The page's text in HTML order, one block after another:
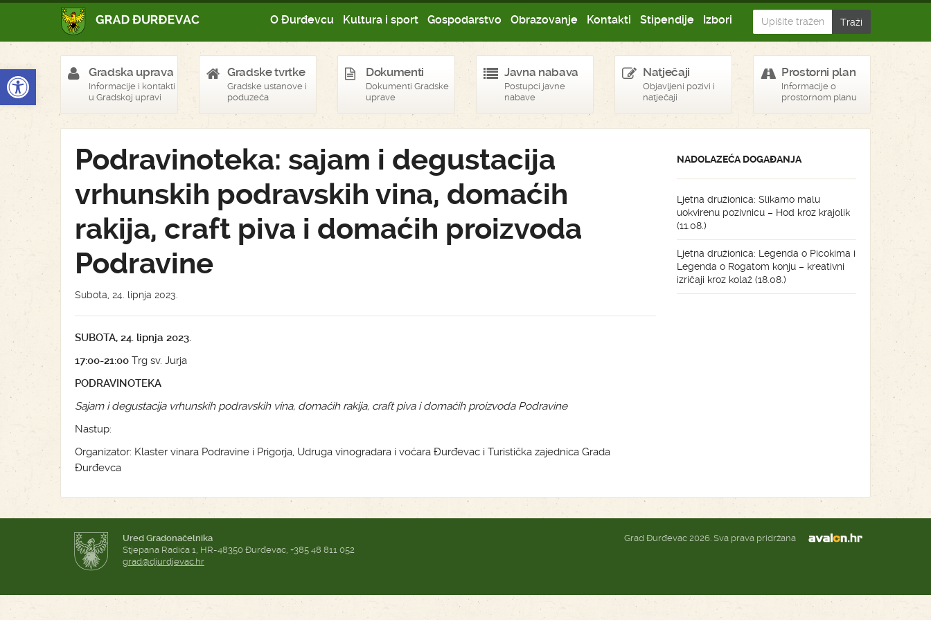
Open toolbar
O Đurđevcu Kultura i sport Gospodarstvo Obrazovanje Kontakti Stipendije Izbori
Gradska uprava
Informacije i kontakti
u Gradskoj upravi
Gradske tvrtke
Gradske ustanove i
poduzeća
Dokumenti
Dokumenti Gradske
uprave
Javna nabava
Postupci javne
nabave
Natječaji
Objavljeni pozivi i
natječaji
Prostorni plan
Informacije o
prostornom planu
Podravinoteka: sajam i degustacija
vrhunskih podravskih vina, domaćih
rakija, craft piva i domaćih proizvoda
Podravine
Subota, 24. lipnja 2023.
SUBOTA, 24. lipnja 2023.
17:00-21:00 Trg sv. Jurja
PODRAVINOTEKA
Sajam i degustacija vrhunskih podravskih vina, domaćih rakija, craft piva i domaćih proizvoda Podravine
Nastup:
Organizator: Klaster vinara Podravine i Prigorja, Udruga vinogradara i voćara Đurđevac i Turistička zajednica Grada
Đurđevca
NADOLAZEĆA DOGAĐANJA
Ljetna družionica: Slikamo malu
uokvirenu pozivnicu – Hod kroz krajolik
(11.08.)
Ljetna družionica: Legenda o Picokima i
Legenda o Rogatom konju – kreativni
izričaji kroz kolaž (18.08.)
Ured Gradonačelnika
Stjepana Radića 1, HR-48350 Đurđevac, +385 48 811 052
grad@djurdjevac.hr
Grad Đurđevac 2026. Sva prava pridržana